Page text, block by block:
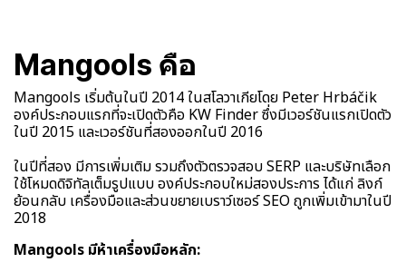
Mangools คือ
Mangools เริ่มต้นในปี 2014 ในสโลวาเกียโดย Peter Hrbáčik
องค์ประกอบแรกที่จะเปิดตัวคือ KW Finder ซึ่งมีเวอร์ชันแรกเปิดตัว
ในปี 2015 และเวอร์ชันที่สองออกในปี 2016
ในปีที่สอง มีการเพิ่มเติม รวมถึงตัวตรวจสอบ SERP และบริษัทเลือก
ใช้โหมดดิจิทัลเต็มรูปแบบ องค์ประกอบใหม่สองประการ ได้แก่ ลิงก์
ย้อนกลับ เครื่องมือและส่วนขยายเบราว์เซอร์ SEO ถูกเพิ่มเข้ามาในปี
2018
Mangools มีห้าเครื่องมือหลัก: